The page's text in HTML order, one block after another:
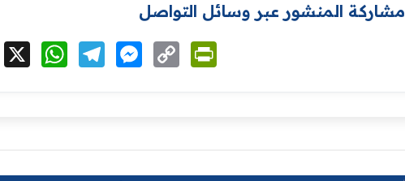
مشاركة المنشور عبر وسائل التواصل
Facebook WhatsAppTelegramMessenger
Copy
Link